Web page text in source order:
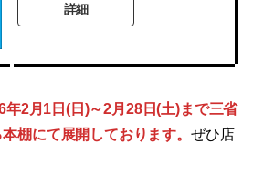
詳細
年2月1日(日)～2月28日(土)まで三省
棚にて展開しております。 ぜひ店